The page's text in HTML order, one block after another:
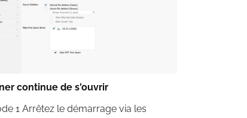
continue de s'ouvrir
1 Arrêtez le démarrage via les